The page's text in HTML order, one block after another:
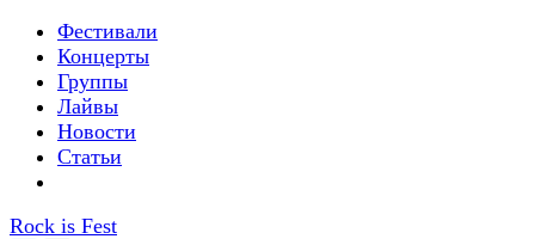
Фестивали
Концерты
Группы
Лайвы
Новости
Статьи
Rock is Fest